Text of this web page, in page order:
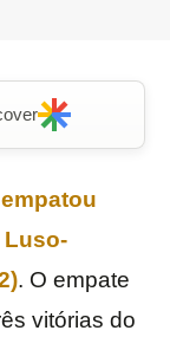
Luso-
. O empate
vitórias do